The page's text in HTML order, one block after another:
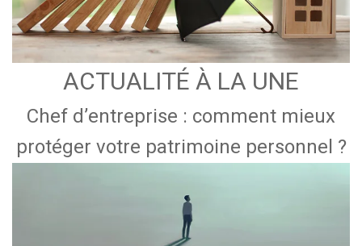
ACTUALITÉ À LA UNE
Chef d’entreprise : comment mieux
protéger votre patrimoine personnel ?